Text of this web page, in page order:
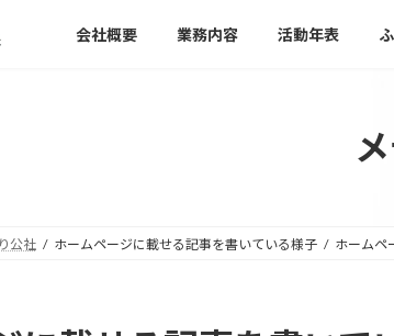
会社概要 業務内容 活動年表
公社 ホームページに載せる記事を書いている様子 ホームペ